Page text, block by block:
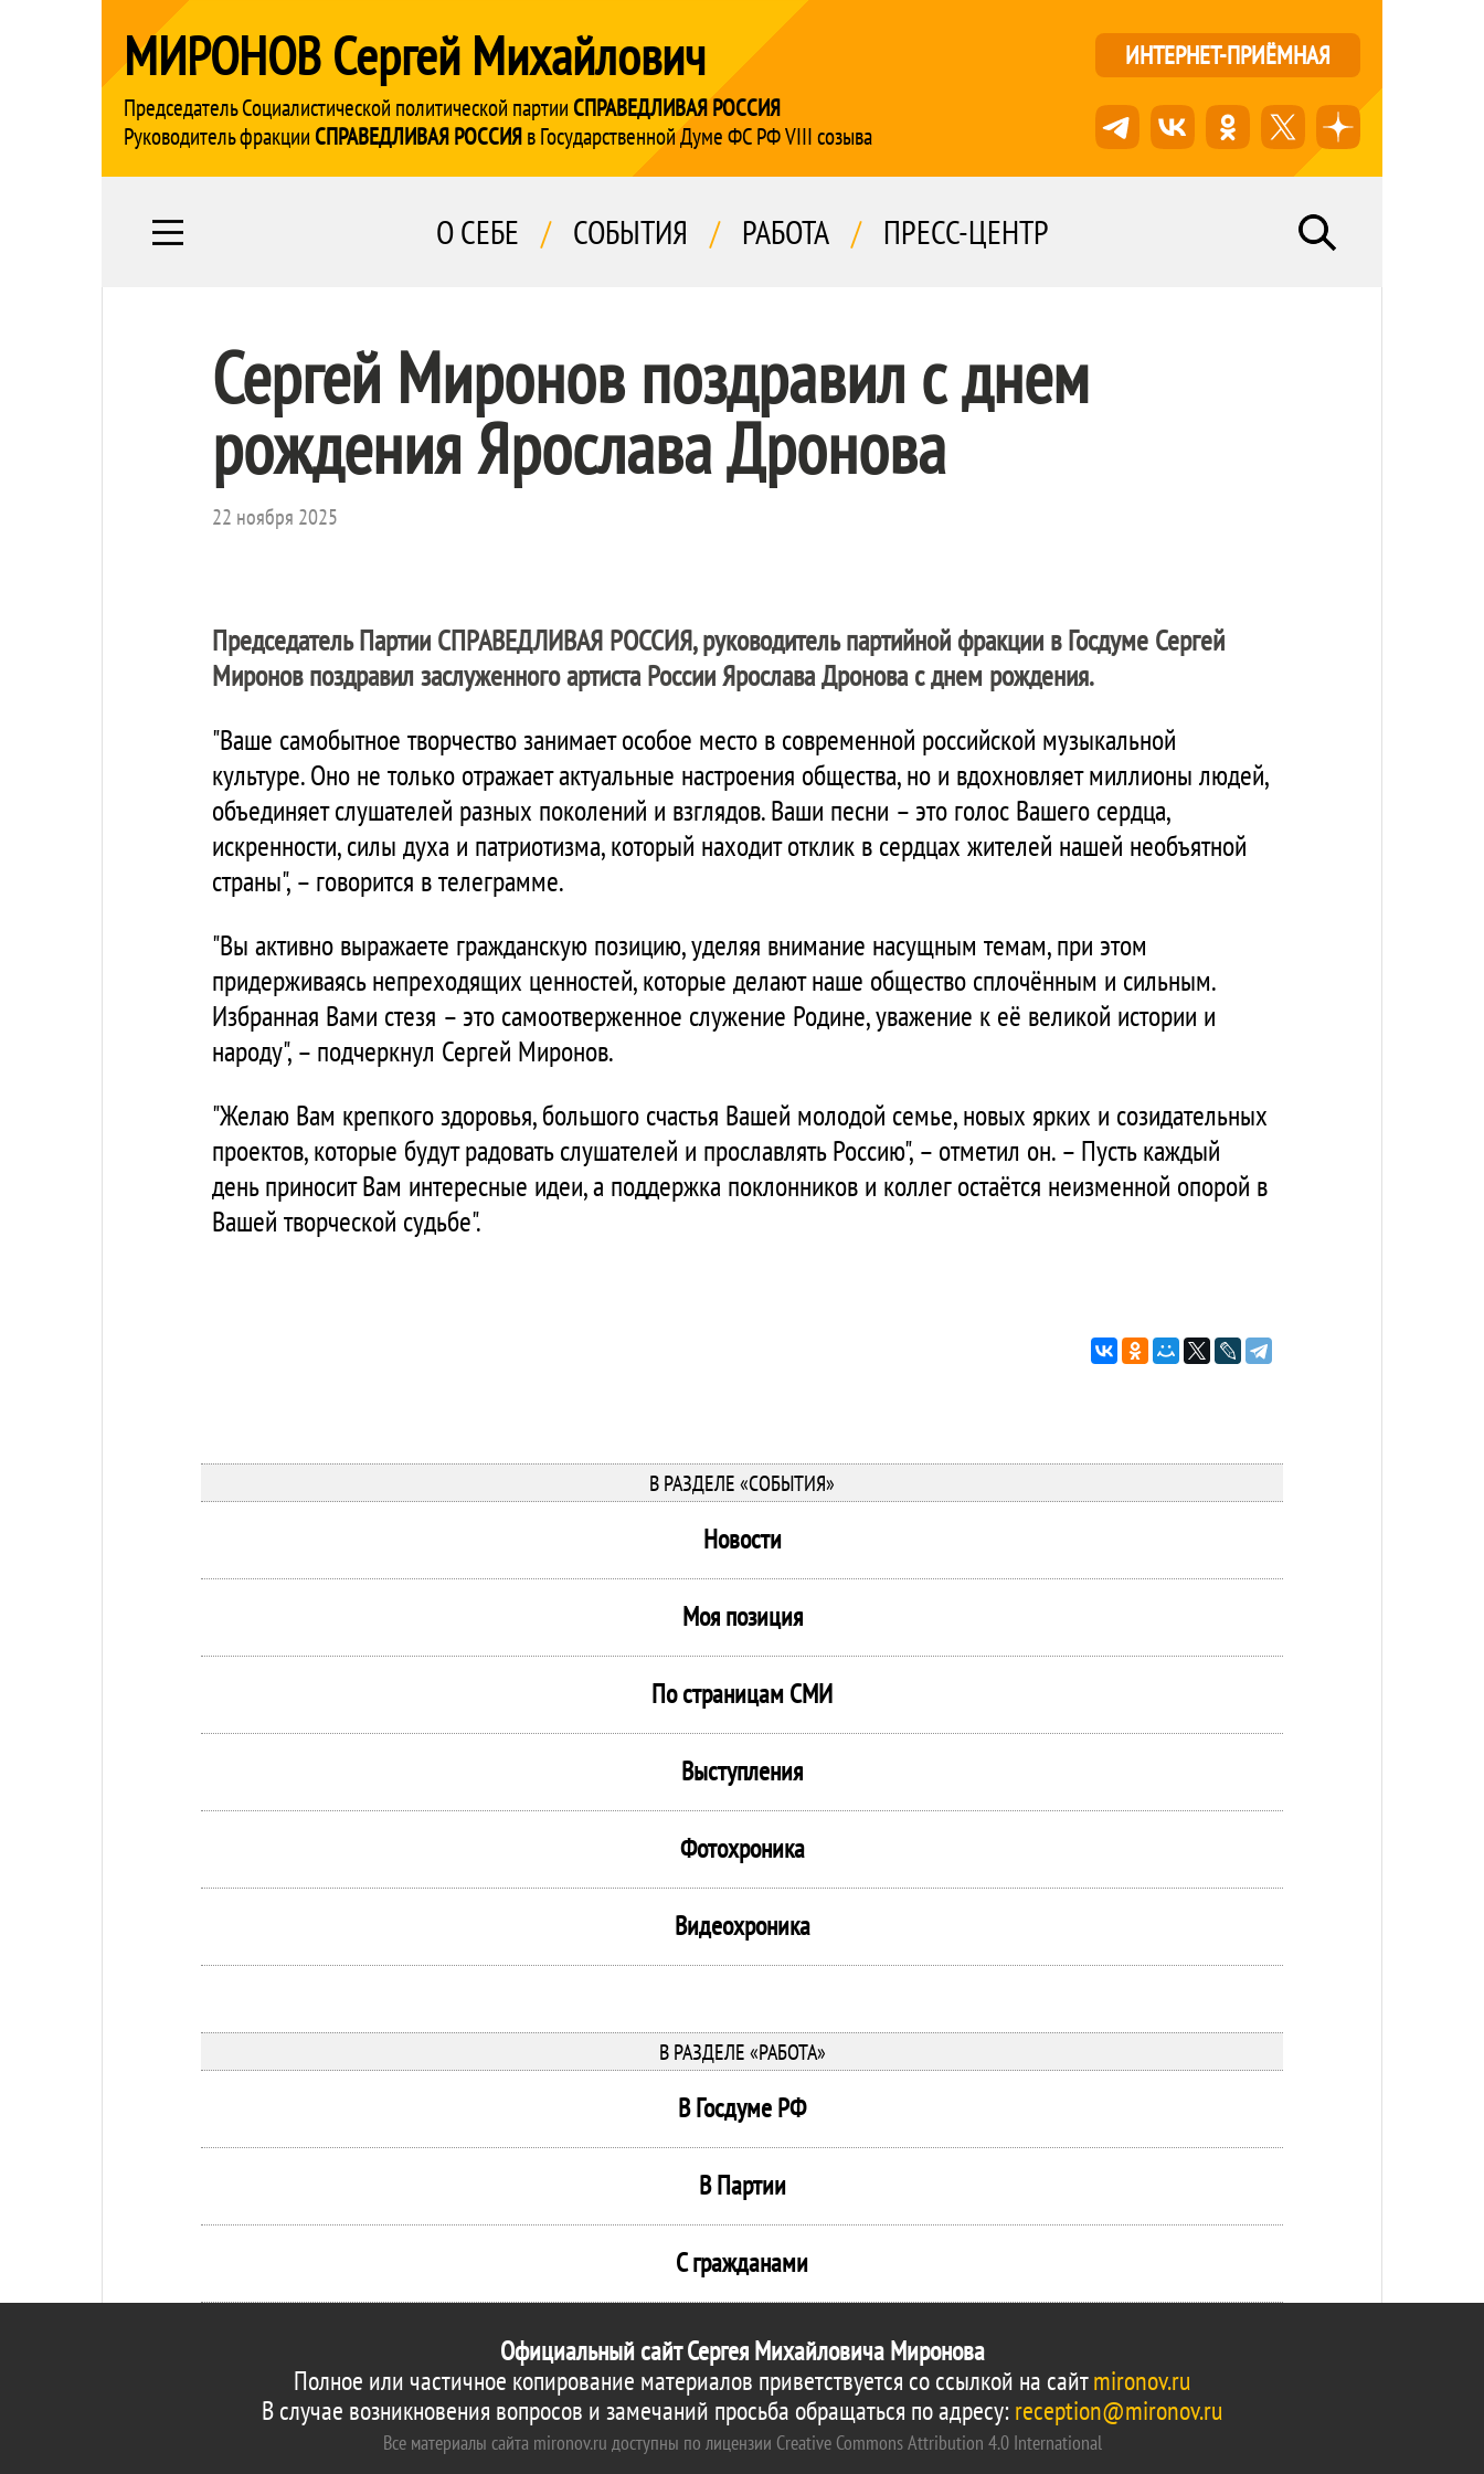
МИРОНОВ Сергей Михайлович
Председатель Социалистической политической партии СПРАВЕДЛИВАЯ РОССИЯ
Руководитель фракции СПРАВЕДЛИВАЯ РОССИЯв Государственной Думе ФС РФ VIII созыва
ИНТЕРНЕТ-ПРИЁМНАЯ
О СЕБЕ / СОБЫТИЯ / РАБОТА / ПРЕСС-ЦЕНТР
Сергей Миронов поздравил с днем
рождения Ярослава Дронова
22 ноября 2025
Председатель Партии СПРАВЕДЛИВАЯ РОССИЯ, руководитель партийной фракции в Госдуме Сергей
Миронов поздравил заслуженного артиста России Ярослава Дронова с днем рождения.
"Ваше самобытное творчество занимает особое место в современной российской музыкальной
культуре. Оно не только отражает актуальные настроения общества, но и вдохновляет миллионы людей,
объединяет слушателей разных поколений и взглядов. Ваши песни – это голос Вашего сердца,
искренности, силы духа и патриотизма, который находит отклик в сердцах жителей нашей необъятной
страны", – говорится в телеграмме.
"Вы активно выражаете гражданскую позицию, уделяя внимание насущным темам, при этом
придерживаясь непреходящих ценностей, которые делают наше общество сплочённым и сильным.
Избранная Вами стезя – это самоотверженное служение Родине, уважение к её великой истории и
народу", – подчеркнул Сергей Миронов.
"Желаю Вам крепкого здоровья, большого счастья Вашей молодой семье, новых ярких и созидательных
проектов, которые будут радовать слушателей и прославлять Россию", – отметил он. – Пусть каждый
день приносит Вам интересные идеи, а поддержка поклонников и коллег остаётся неизменной опорой в
Вашей творческой судьбе".
В РАЗДЕЛЕ «СОБЫТИЯ»
Новости
Моя позиция
По страницам СМИ
Выступления
Фотохроника
Видеохроника
В РАЗДЕЛЕ «РАБОТА»
В Госдуме РФ
В Партии
С гражданами
Официальный сайт Сергея Михайловича Миронова
Полное или частичное копирование материалов приветствуется со ссылкой на сайтmironov.ru
В случае возникновения вопросов и замечаний просьба обращаться по адресу:reception@mironov.ru
Все материалы сайта mironov.ru доступны по лицензии Creative Commons Attribution 4.0 International